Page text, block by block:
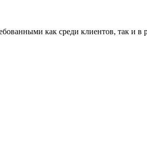
как среди клиентов, так и в